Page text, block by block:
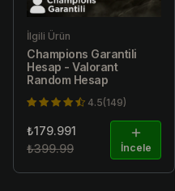
İlgili Ürün
Champions Garantili
Hesap - Valorant
Random Hesap
4.5(149)
₺179.991
₺399.99
İncele